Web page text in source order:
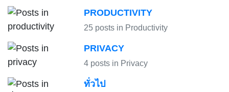
PRODUCTIVITY
25 posts in Productivity
PRIVACY
4 posts in Privacy
ทั่วไป